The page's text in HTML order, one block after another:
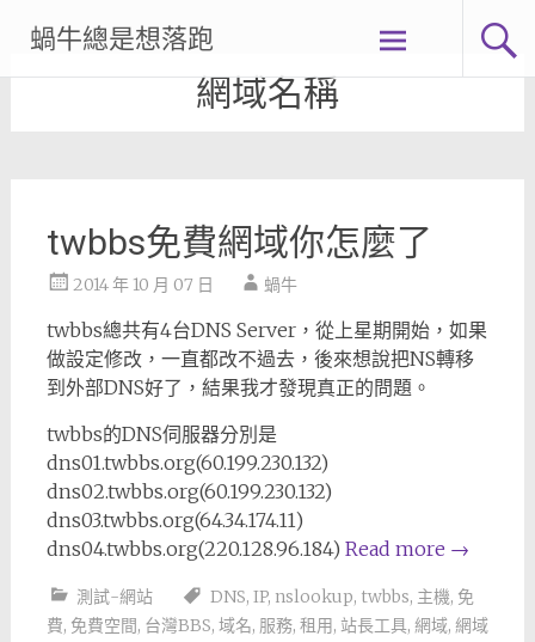
content
蝸牛總是想落跑
網域名稱
twbbs免費網域你怎麼了
2014 年 10 月 07 日 蝸牛
twbbs總共有4台DNS Server，從上星期開始，如果
做設定修改，一直都改不過去，後來想說把NS轉移
到外部DNS好了，結果我才發現真正的問題。
twbbs的DNS伺服器分別是
dns01.twbbs.org(60.199.230.132)
dns02.twbbs.org(60.199.230.132)
dns03.twbbs.org(64.34.174.11)
dns04.twbbs.org(220.128.96.184) Read more →
測試-網站 DNS, IP, nslookup, twbbs, 主機, 免
費, 免費空間, 台灣BBS, 域名, 服務, 租用, 站長工具, 網域, 網域